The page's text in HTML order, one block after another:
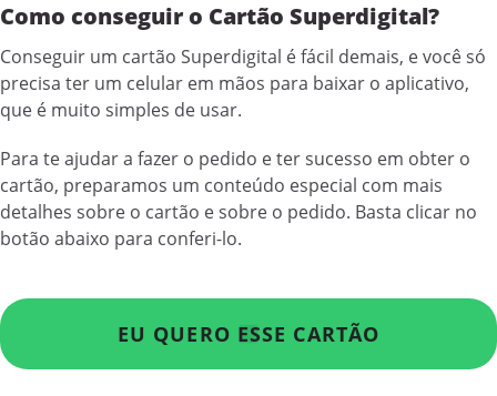
Como conseguir o Cartão Superdigital?
Conseguir um cartão Superdigital é fácil demais, e você só
precisa ter um celular em mãos para baixar o aplicativo,
que é muito simples de usar.
Para te ajudar a fazer o pedido e ter sucesso em obter o
cartão, preparamos um conteúdo especial com mais
detalhes sobre o cartão e sobre o pedido. Basta clicar no
botão abaixo para conferi-lo.
EU QUERO ESSE CARTÃO